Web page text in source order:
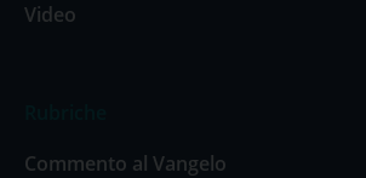
Video
Commento al Vangelo